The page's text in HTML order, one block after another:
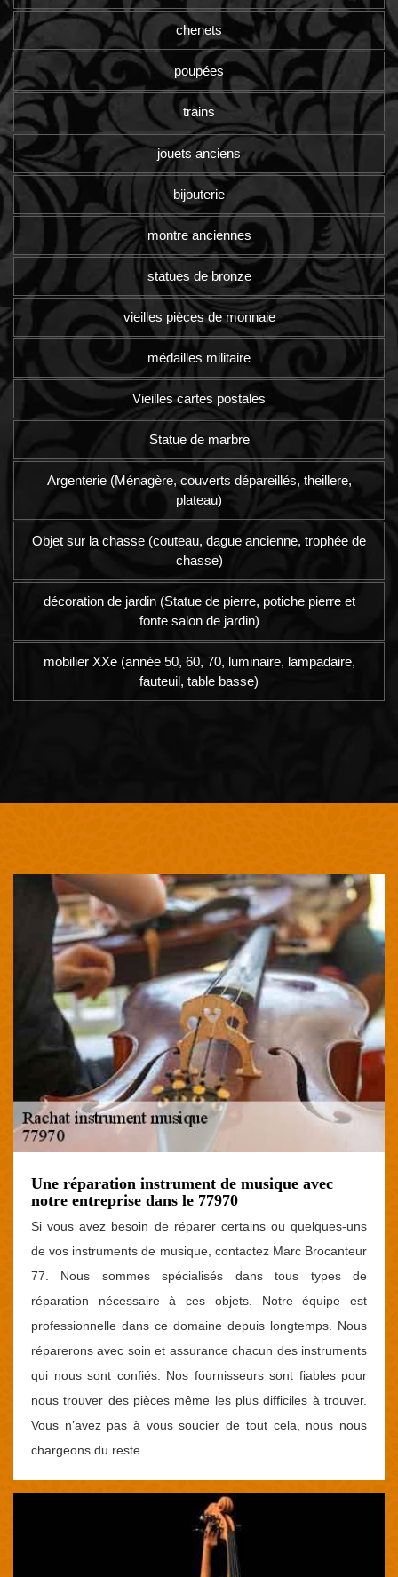
chenets
poupées
trains
jouets anciens
bijouterie
montre anciennes
statues de bronze
vieilles pièces de monnaie
médailles militaire
Vieilles cartes postales
Statue de marbre
Argenterie (Ménagère, couverts dépareillés, theillere,
plateau)
Objet sur la chasse (couteau, dague ancienne, trophée de
chasse)
décoration de jardin (Statue de pierre, potiche pierre et
fonte salon de jardin)
mobilier XXe (année 50, 60, 70, luminaire, lampadaire,
fauteuil, table basse)
Une réparation instrument de musique avec
notre entreprise dans le 77970
Si vous avez besoin de réparer certains ou quelques-uns
de vos instruments de musique, contactez Marc Brocanteur
77. Nous sommes spécialisés dans tous types de
réparation nécessaire à ces objets. Notre équipe est
professionnelle dans ce domaine depuis longtemps. Nous
réparerons avec soin et assurance chacun des instruments
qui nous sont confiés. Nos fournisseurs sont fiables pour
nous trouver des pièces même les plus difficiles à trouver.
Vous n’avez pas à vous soucier de tout cela, nous nous
chargeons du reste.